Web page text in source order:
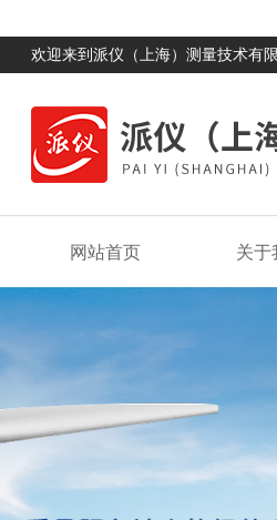
欢迎来到派仪（上海）测量技术有
网站首页 关于